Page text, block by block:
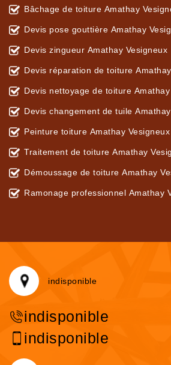
Bâchage de toiture Amathay
Devis pose gouttière Amathay
Devis zingueur Amathay Vesigneux
Devis réparation de toiture
Devis nettoyage de toiture
Devis changement de tuile
Peinture toiture Amathay Vesigneux
Traitement de toiture Amathay
Démoussage de toiture Amathay
Ramonage professionnel Amathay
indisponible
indisponible
indisponible